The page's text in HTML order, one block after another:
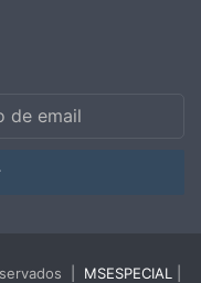
| MSESPECIAL